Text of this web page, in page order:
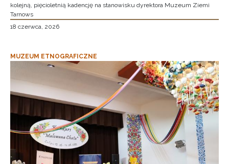
kolejną, pięcioletnią kadencję na stanowisku dyrektora Muzeum Ziemi
Tarnows
18 czerwca, 2026
MUZEUM ETNOGRAFICZNE